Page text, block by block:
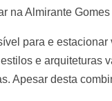
na Almirante
para e
e arquiteturas
Apesar desta